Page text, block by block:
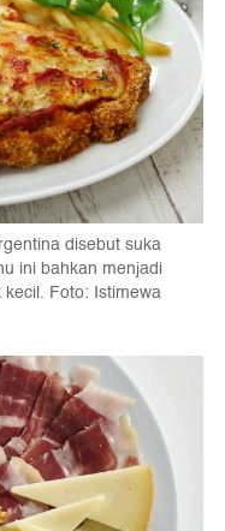
disebut suka
ini bahkan menjadi
Foto: Istimewa